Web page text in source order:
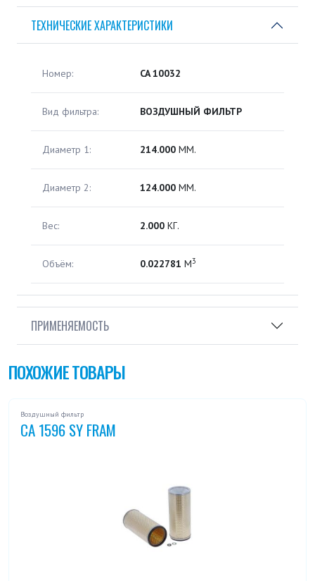
ТЕХНИЧЕСКИЕ ХАРАКТЕРИСТИКИ
Номер: CA 10032
Вид фильтра: ВОЗДУШНЫЙ ФИЛЬТР
Диаметр 1: 214.000 ММ.
Диаметр 2: 124.000 ММ.
Вес: 2.000 КГ.
Объём: 0.022781 М3
ПРИМЕНЯЕМОСТЬ
ПОХОЖИЕ ТОВАРЫ
Воздушный фильтр
CA 1596 SY FRAM